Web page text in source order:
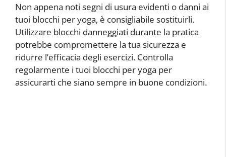
Non appena noti segni di usura evidenti o danni ai
tuoi blocchi per yoga, è consigliabile sostituirli.
Utilizzare blocchi danneggiati durante la pratica
potrebbe compromettere la tua sicurezza e
ridurre l’efficacia degli esercizi. Controlla
regolarmente i tuoi blocchi per yoga per
assicurarti che siano sempre in buone condizioni.